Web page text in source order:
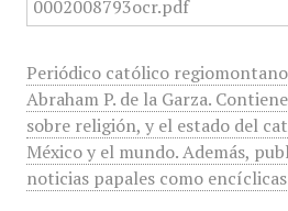
Periódico católico
Abraham P. de la Garza.
sobre religión, y el estado del
México y el mundo. Además,
noticias papales como